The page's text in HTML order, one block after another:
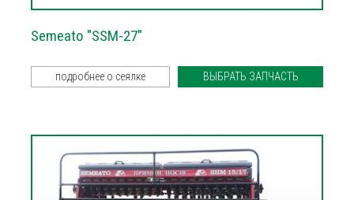
Semeato "SSM-27"
подробнее о сеялке ВЫБРАТЬ ЗАПЧАСТЬ